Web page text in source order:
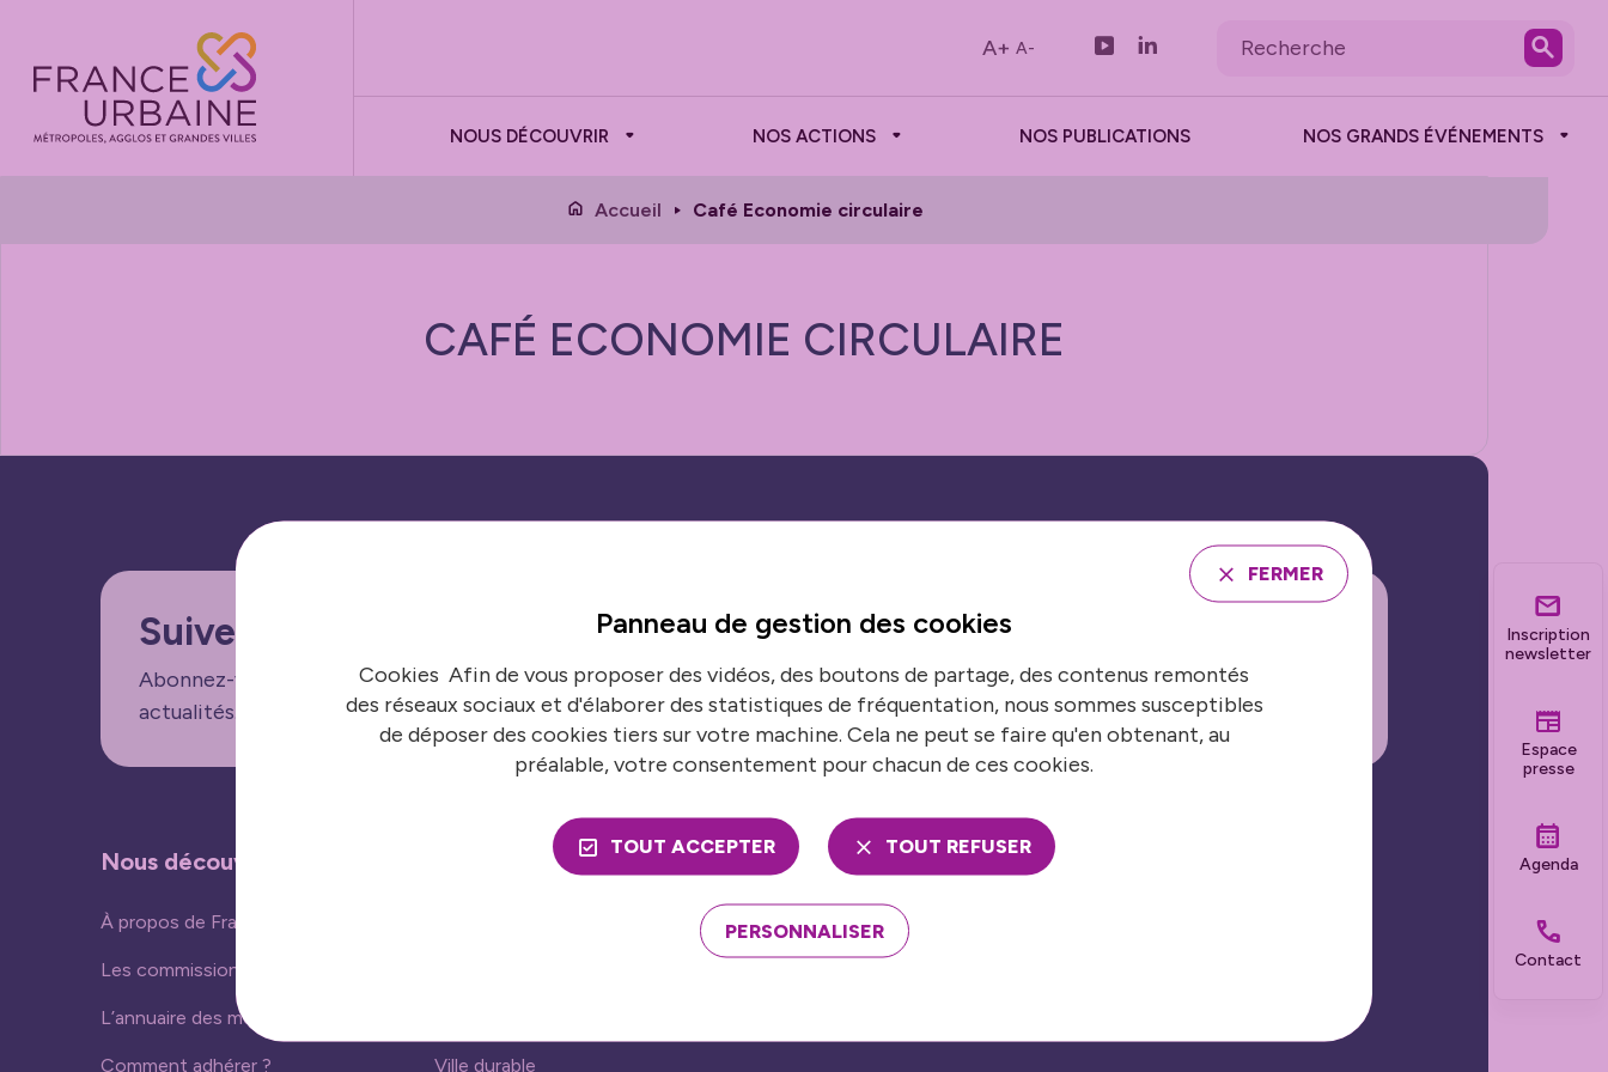
A+ A-
NOUS DÉCOUVRIR NOS ACTIONS NOS PUBLICATIONS NOS GRANDS ÉVÉNEMENTS
Inscription
newsletter
Espace
presse
Agenda
Contact
Accueil Café Economie circulaire
CAFÉ ECONOMIE CIRCULAIRE
Suivez nos informations en temps réel
Abonnez-vous aux lettres d'informations de France urbaine pour suivre toutes nos
actualités.
NEWSLETTER
Nous découvrir
À propos de France urbaine
Les commissions
L’annuaire des membres
Comment adhérer ?
Nos actions
Ville durable
Nos publications
Presse
FERMER
Panneau de gestion des cookies
Cookies Afin de vous proposer des vidéos, des boutons de partage, des contenus remontés
des réseaux sociaux et d'élaborer des statistiques de fréquentation, nous sommes susceptibles
de déposer des cookies tiers sur votre machine. Cela ne peut se faire qu'en obtenant, au
préalable, votre consentement pour chacun de ces cookies.
TOUT ACCEPTER TOUT REFUSER
PERSONNALISER